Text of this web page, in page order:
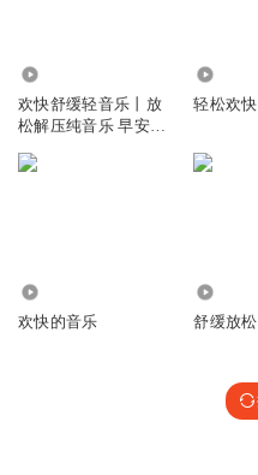
欢快舒缓轻音乐丨放
松解压纯音乐 早安音
轻松欢
欢快的音乐 舒缓放